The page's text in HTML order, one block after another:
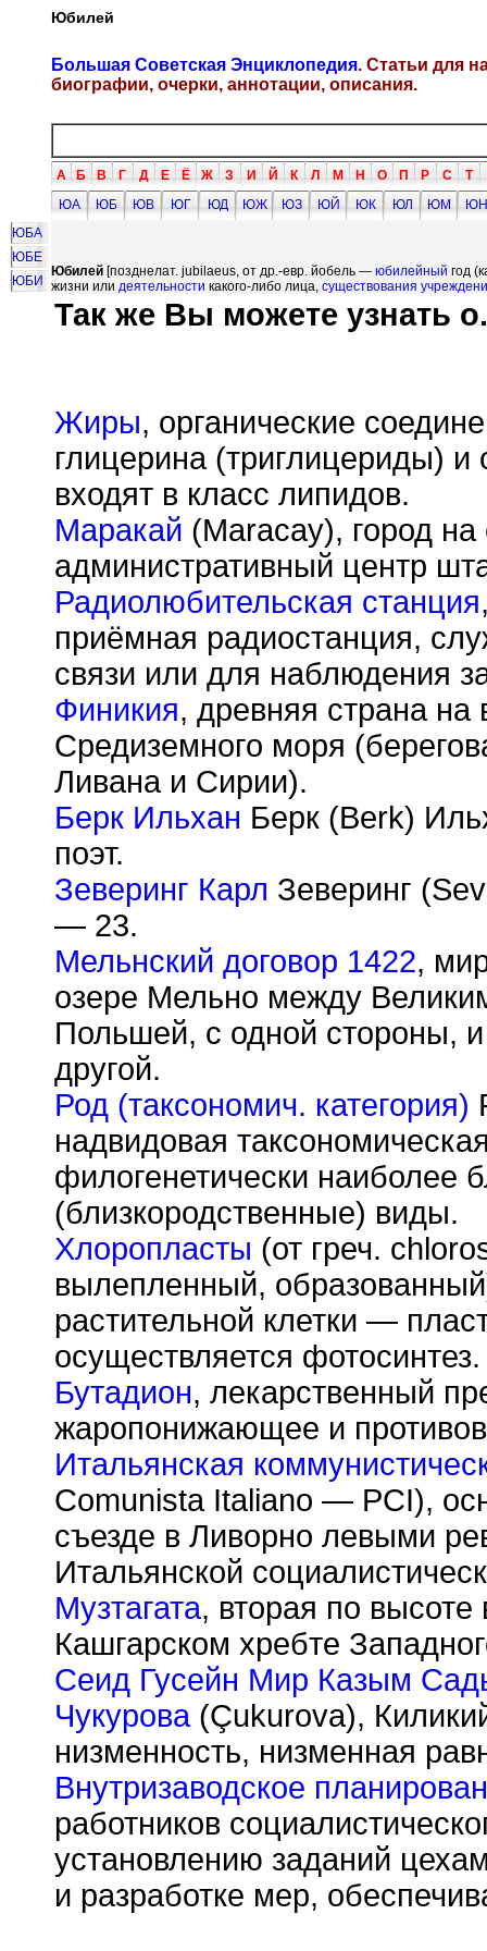
Юбилей
Большая Советская Энциклопедия. Статьи для
биографии, очерки, аннотации, описания.
А Б В Г Д Е Ё Ж З И Й К Л М Н О П Р С Т
ЮА
ЮБ ЮВ ЮГ ЮД ЮЖ ЮЗ ЮЙ ЮК ЮЛ ЮМ
ЮН
ЮБА
ЮБЕ
ЮБИ
Юбилей [позднелат. jubilaeus, от др.-евр. йобель — юбилейный год
жизни или деятельности какого-либо лица, существования
Так же Вы можете узнать
Жиры, органические
глицерина (триглицериды)
входят в класс липидов.
Маракай (Maracay), город
административный центр
Радиолюбительская станция
приёмная радиостанция,
связи или для наблюдения
Финикия, древняя страна
Средиземного моря
Ливана и Сирии).
Берк Ильхан Берк (Berk)
поэт.
Зеверинг Карл Зеверинг
— 23.
Мельнский договор 1422,
озере Мельно между
Польшей, с одной стороны,
другой.
Род (таксономич. категория)
надвидовая
филогенетически наиболее
(близкородственные) виды.
Хлоропласты (от греч.
вылепленный,
растительной клетки —
осуществляется фотосинтез.
Бутадион, лекарственный
жаропонижающее и
Итальянская
Comunista Italiano — PCI),
съезде в Ливорно левыми
Итальянской
Музтагата, вторая по
Кашгарском хребте
Сеид Гусейн Мир Казым
Чукурова(Çukurova),
низменность, низменная
Внутризаводское
работников
установлению заданий
и разработке мер,